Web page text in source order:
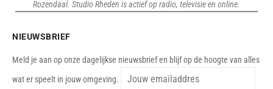
Rozendaal. Studio Rheden is actief op radio, televisie en online.
NIEUWSBRIEF
Meld je aan op onze dagelijkse nieuwsbrief en blijf op de hoogte van alles
wat er speelt in jouw omgeving.